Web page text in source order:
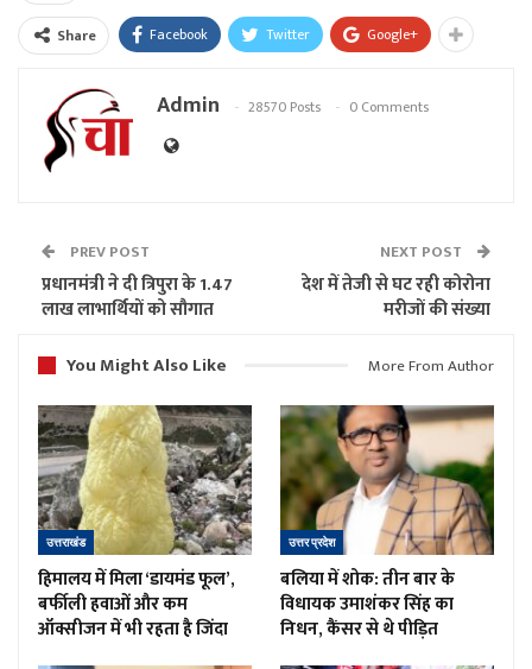
Share Facebook Twitter Google+
Admin 28570 Posts 0 Comments
PREV POST
प्रधानमंत्री ने दी त्रिपुरा के 1.47
लाख लाभार्थियों को सौगात
NEXT POST
देश में तेजी से घट रही कोरोना
मरीजों की संख्या
You Might Also Like
More From Author
उत्तराखंड
हिमालय में मिला ‘डायमंड फूल’,
बर्फीली हवाओं और कम
ऑक्सीजन में भी रहता है जिंदा
उत्तर प्रदेश
बलिया में शोक: तीन बार के
विधायक उमाशंकर सिंह का
निधन, कैंसर से थे पीड़ित